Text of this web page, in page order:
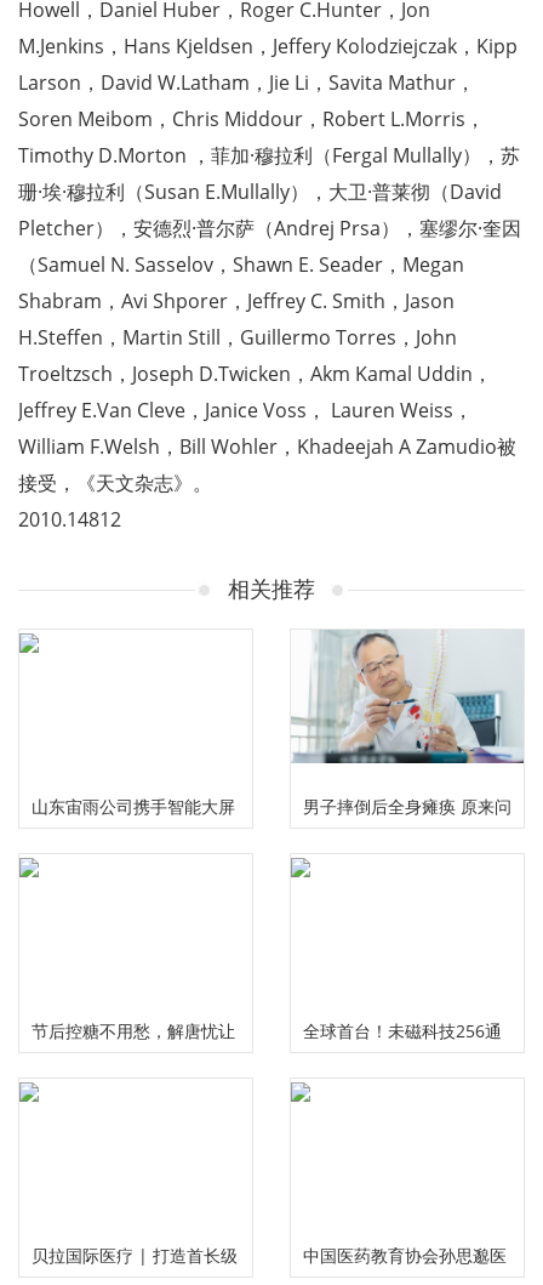
Howell，Daniel Huber，Roger C.Hunter，Jon
M.Jenkins，Hans Kjeldsen，Jeffery Kolodziejczak，Kipp
Larson，David W.Latham，Jie Li，Savita Mathur，
Soren Meibom，Chris Middour，Robert L.Morris，
Timothy D.Morton ，菲加·穆拉利（Fergal Mullally），苏
珊·埃·穆拉利（Susan E.Mullally），大卫·普莱彻（David
Pletcher），安德烈·普尔萨（Andrej Prsa），塞缪尔·奎因
（Samuel N. Sasselov，Shawn E. Seader，Megan
Shabram，Avi Shporer，Jeffrey C. Smith，Jason
H.Steffen，Martin Still，Guillermo Torres，John
Troeltzsch，Joseph D.Twicken，Akm Kamal Uddin，
Jeffrey E.Van Cleve，Janice Voss， Lauren Weiss，
William F.Welsh，Bill Wohler，Khadeejah A Zamudio被
接受，《天文杂志》。
2010.14812
相关推荐
山东宙雨公司携手智能大屏
IPTV在2024年春晚给大家拜
男子摔倒后全身瘫痪 原来问
题出在颈椎上
节后控糖不用愁，解唐忧让
您畅享健康美味无负担
全球首台！未磁科技256通
道无液氦脑磁图仪及芯片化
贝拉国际医疗 | 打造首长级 中国医药教育协会孙思邈医